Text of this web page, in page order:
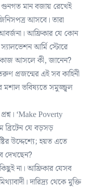
মান বজায় রেখেই
আসবে। তারা
আফ্রিকার যে কোন
আর্মি স্টোরে
কাজ আসলে কী, জানেন?
প্রজন্মের এই সব কাহিনী
মশাল ভবিষ্যতে সমুজ্জ্বল
‘Make Poverty
যে বড়সড়
উদ্দেশ্যে; হয়ত এতে
দেখছেন?
না। আফ্রিকার যেসব
দারিদ্র্য থেকে মুক্তি